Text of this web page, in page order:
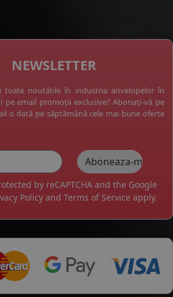
NEWSLETTER
noutățile în industria anvelopelor în
pe email promoții exclusive? Abonați-vă pe
o dată pe săptămână cele mai bune oferte
by reCAPTCHA and the Google
Policy and Terms of Service apply.